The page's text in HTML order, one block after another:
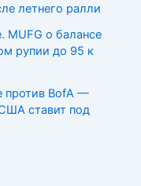
летнего ралли
MUFG о балансе
рупии до 95 к
против BofA —
ставит под